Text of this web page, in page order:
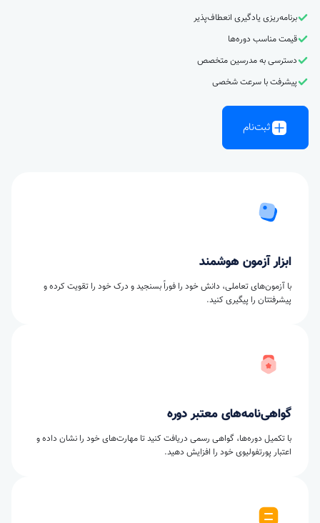
برنامه‌ریزی یادگیری انعطاف‌پذیر
قیمت مناسب دوره‌ها
دسترسی به مدرسین متخصص
پیشرفت با سرعت شخصی
ثبت‌نام
ابزار آزمون هوشمند
با آزمون‌های تعاملی، دانش خود را فوراً بسنجید و درک خود را تقویت کرده و
پیشرفتتان را پیگیری کنید.
گواهی‌نامه‌های معتبر دوره
با تکمیل دوره‌ها، گواهی رسمی دریافت کنید تا مهارت‌های خود را نشان داده و
اعتبار پورتفولیوی خود را افزایش دهید.